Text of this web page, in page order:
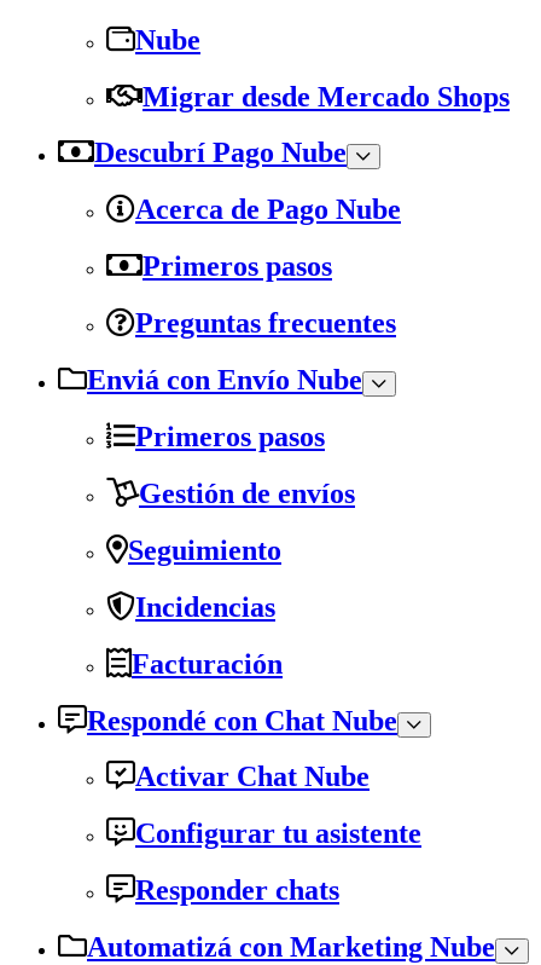
Nube
Migrar desde Mercado Shops
Descubrí Pago Nube
Acerca de Pago Nube
Primeros pasos
Preguntas frecuentes
Enviá con Envío Nube
Primeros pasos
Gestión de envíos
Seguimiento
Incidencias
Facturación
Respondé con Chat Nube
Activar Chat Nube
Configurar tu asistente
Responder chats
Automatizá con Marketing Nube